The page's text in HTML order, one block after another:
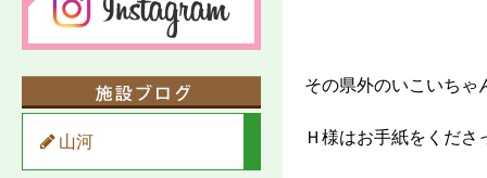
その県外のいこいちゃ
Ｈ様はお手紙をくだ
山河